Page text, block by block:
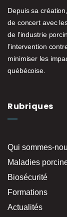
Depuis sa
de concert avec
de l'industrie
l’intervention
minimiser les
québécoise.
Rubriques
Qui sommes-
Maladies
Biosécurité
Formations
Actualités